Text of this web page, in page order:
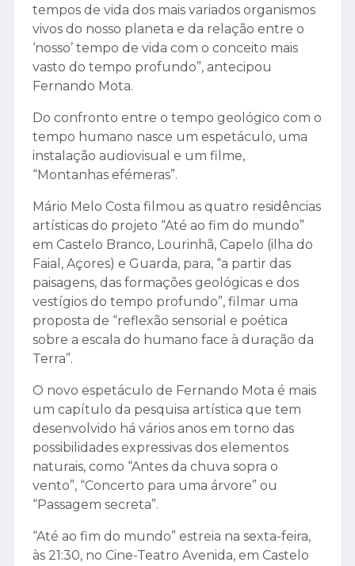
tempos de vida dos mais variados organismos
vivos do nosso planeta e da relação entre o
‘nosso’ tempo de vida com o conceito mais
vasto do tempo profundo”, antecipou
Fernando Mota.
Do confronto entre o tempo geológico com o
tempo humano nasce um espetáculo, uma
instalação audiovisual e um filme,
“Montanhas efémeras”.
Mário Melo Costa filmou as quatro residências
artísticas do projeto “Até ao fim do mundo”
em Castelo Branco, Lourinhã, Capelo (ilha do
Faial, Açores) e Guarda, para, “a partir das
paisagens, das formações geológicas e dos
vestígios do tempo profundo”, filmar uma
proposta de “reflexão sensorial e poética
sobre a escala do humano face à duração da
Terra”.
O novo espetáculo de Fernando Mota é mais
um capítulo da pesquisa artística que tem
desenvolvido há vários anos em torno das
possibilidades expressivas dos elementos
naturais, como “Antes da chuva sopra o
vento”, “Concerto para uma árvore” ou
“Passagem secreta”.
“Até ao fim do mundo” estreia na sexta-feira,
às 21:30, no Cine-Teatro Avenida, em Castelo